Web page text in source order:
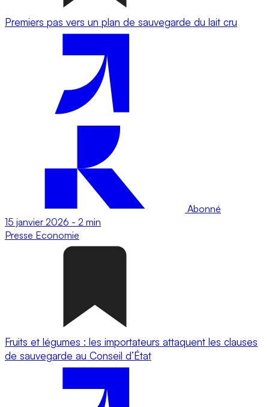
Premiers pas vers un plan de sauvegarde du lait cru
Abonné
15 janvier 2026 - 2 min
Presse Economie
Fruits et légumes : les importateurs attaquent les clauses
de sauvegarde au Conseil d’État